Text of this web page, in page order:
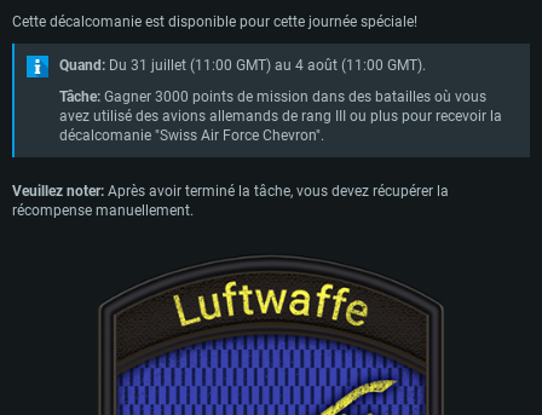
Disque dur: 60,2 Go (client complet)
Cette décalcomanie est disponible pour cette journée spéciale!
Quand: Du 31 juillet (11:00 GMT) au 4 août (11:00 GMT).
Tâche: Gagner 3000 points de mission dans des batailles où vous
avez utilisé des avions allemands de rang III ou plus pour recevoir la
décalcomanie "Swiss Air Force Chevron".
Veuillez noter: Après avoir terminé la tâche, vous devez récupérer la
récompense manuellement.